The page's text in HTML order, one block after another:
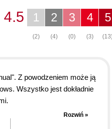
5
4
(3)
3
(0)
2
(4)
1
(2)
4.5
Z powodzeniem może ją
Wszystko jest dokładnie
Rozwiń »